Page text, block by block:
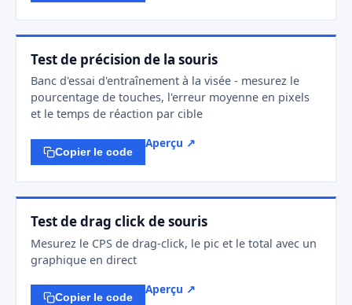
Test de précision de la souris
Banc d'essai d'entraînement à la visée - mesurez le
pourcentage de touches, l'erreur moyenne en pixels
et le temps de réaction par cible
Copier le code
Aperçu ↗
Test de drag click de souris
Mesurez le CPS de drag-click, le pic et le total avec un
graphique en direct
Copier le code
Aperçu ↗